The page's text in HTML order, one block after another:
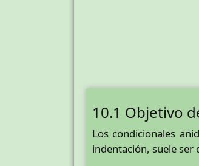
10.1 Objetivo
Los condicionales
indentación, suele ser